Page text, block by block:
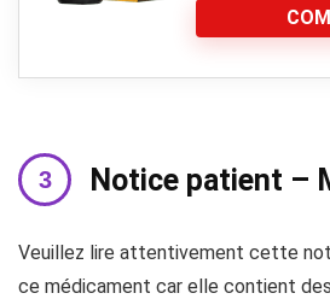
Notice patient –
Veuillez lire attentivement cette
ce médicament car elle contient